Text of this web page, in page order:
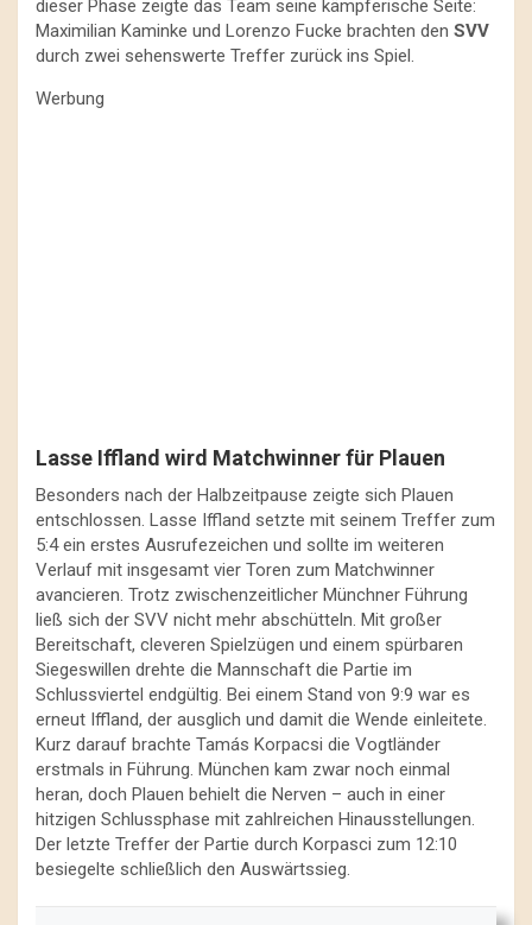
dieser Phase zeigte das Team seine kämpferische Seite:
Maximilian Kaminke und Lorenzo Fucke brachten den SVV
durch zwei sehenswerte Treffer zurück ins Spiel.
Werbung
Lasse Iffland wird Matchwinner für Plauen
Besonders nach der Halbzeitpause zeigte sich Plauen
entschlossen. Lasse Iffland setzte mit seinem Treffer zum
5:4 ein erstes Ausrufezeichen und sollte im weiteren
Verlauf mit insgesamt vier Toren zum Matchwinner
avancieren. Trotz zwischenzeitlicher Münchner Führung
ließ sich der SVV nicht mehr abschütteln. Mit großer
Bereitschaft, cleveren Spielzügen und einem spürbaren
Siegeswillen drehte die Mannschaft die Partie im
Schlussviertel endgültig. Bei einem Stand von 9:9 war es
erneut Iffland, der ausglich und damit die Wende einleitete.
Kurz darauf brachte Tamás Korpacsi die Vogtländer
erstmals in Führung. München kam zwar noch einmal
heran, doch Plauen behielt die Nerven – auch in einer
hitzigen Schlussphase mit zahlreichen Hinausstellungen.
Der letzte Treffer der Partie durch Korpasci zum 12:10
besiegelte schließlich den Auswärtssieg.